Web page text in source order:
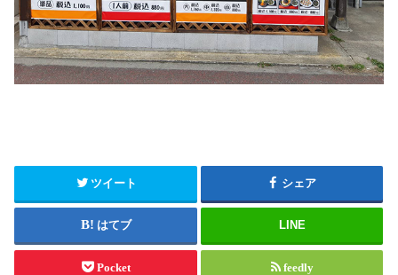
ツイート シェア
はてブ LINE
Pocket feedly